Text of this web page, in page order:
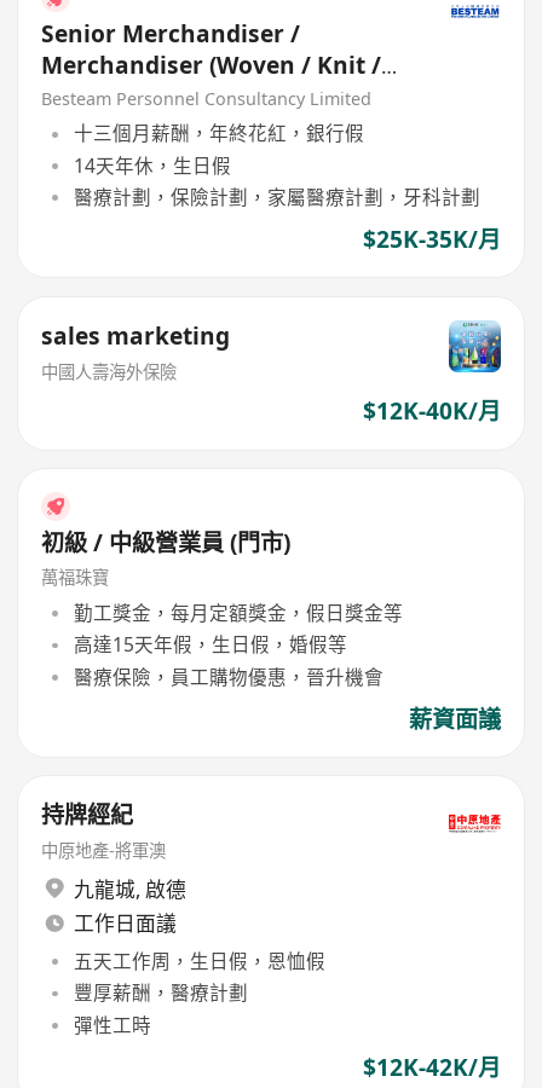
Senior Merchandiser /
Merchandiser (Woven / Knit /
Sweater) - 5 days
Besteam Personnel Consultancy Limited
十三個月薪酬，年終花紅，銀行假
14天年休，生日假
醫療計劃，保險計劃，家屬醫療計劃，牙科計劃
$25K-35K/月
sales marketing
中國人壽海外保險
$12K-40K/月
初級 / 中級營業員 (門市)
萬福珠寶
勤工獎金，每月定額獎金，假日獎金等
高達15天年假，生日假，婚假等
醫療保險，員工購物優惠，晉升機會
薪資面議
持牌經紀
中原地產-將軍澳
九龍城, 啟德
工作日面議
五天工作周，生日假，恩恤假
豐厚薪酬，醫療計劃
彈性工時
$12K-42K/月